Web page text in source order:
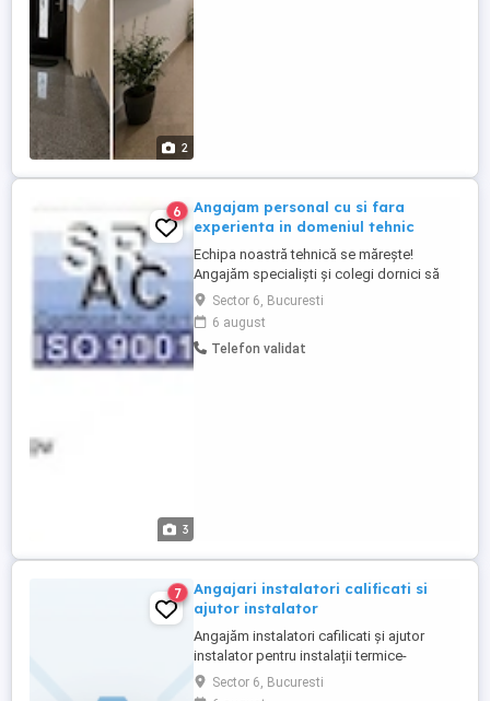
2
3
6
Angajam personal cu si fara
experienta in domeniul tehnic
Echipa noastră tehnică se mărește!
Angajăm specialiști și colegi dornici să
învețe Ești un tehnician cu experiență sau
Vrei să înveți o meserie de viitor, sigură și
bine plătită? Compania noastră,
specializată în asistență tehnică, punere în
Sector 6, Bucuresti
6 august
Telefon validat
7
Angajari instalatori calificati si
ajutor instalator
Angajăm instalatori cafilicati și ajutor
instalator pentru instalații termice-
sanitare. Se lucrează în toate sectoarele
din București. Salariu atractiv + carte de
Sector 6, Bucuresti